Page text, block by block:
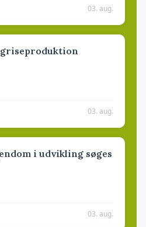
03. aug.
03. aug.
i udvikling søges
03. aug.